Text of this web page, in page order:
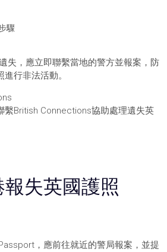
驟
失，應立即聯繫當地的警方並報案，防
行非法活動。
繫British Connections協助處理遺失英
失英國護照
，應前往就近的警局報案，並提